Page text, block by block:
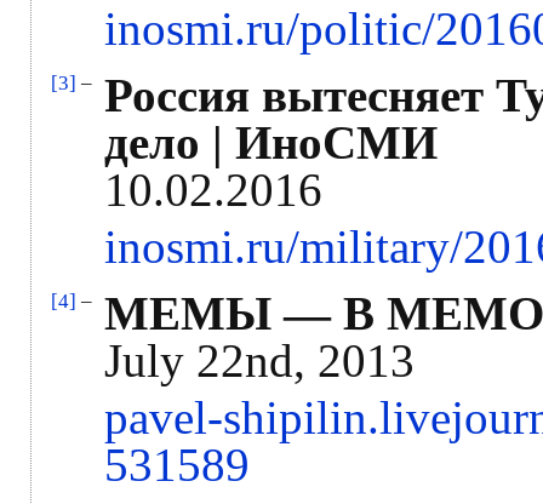
inosmi.ru/politic/
[3] – Россия вытесняет
дело | ИноСМИ
10.02.2016
inosmi.ru/military/
[4] – МЕМЫ — В
July 22nd, 2013
pavel-
531589